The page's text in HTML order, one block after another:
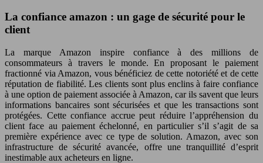
La confiance amazon : un gage de sécurité pour le
client
La marque Amazon inspire confiance à des millions de
consommateurs à travers le monde. En proposant le paiement
fractionné via Amazon, vous bénéficiez de cette notoriété et de cette
réputation de fiabilité. Les clients sont plus enclins à faire confiance
à une option de paiement associée à Amazon, car ils savent que leurs
informations bancaires sont sécurisées et que les transactions sont
protégées. Cette confiance accrue peut réduire l’appréhension du
client face au paiement échelonné, en particulier s’il s’agit de sa
première expérience avec ce type de solution. Amazon, avec son
infrastructure de sécurité avancée, offre une tranquillité d’esprit
inestimable aux acheteurs en ligne.